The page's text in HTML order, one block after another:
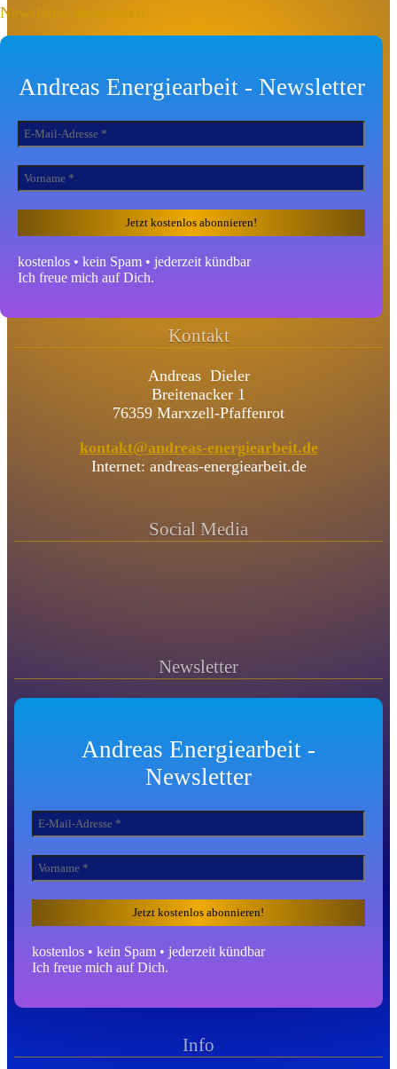
Newsletter abonnieren
Andreas Energiearbeit - Newsletter
kostenlos • kein Spam • jederzeit kündbar
Ich freue mich auf Dich.
Kontakt
Andreas Dieler
Breitenacker 1
76359 Marxzell-Pfaffenrot
kontakt@andreas-energiearbeit.de
Internet: andreas-energiearbeit.de
Social Media
Newsletter
Andreas Energiearbeit -
Newsletter
kostenlos • kein Spam • jederzeit kündbar
Ich freue mich auf Dich.
Info